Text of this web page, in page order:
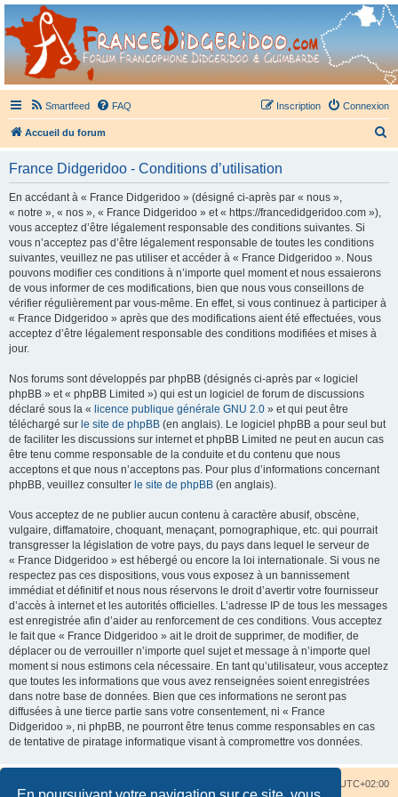
France Didgeridoo
Didgeridoo et Guimbarde sur France Didgeridoo - retrouvez la communauté.
Smartfeed FAQ Connexion
Inscription
Accueil du forum
France Didgeridoo - Conditions d’utilisation
En accédant à « France Didgeridoo » (désigné ci-après par « nous »,
« notre », « nos », « France Didgeridoo » et « https://francedidgeridoo.com »),
vous acceptez d’être légalement responsable des conditions suivantes. Si
vous n’acceptez pas d’être légalement responsable de toutes les conditions
suivantes, veuillez ne pas utiliser et accéder à « France Didgeridoo ». Nous
pouvons modifier ces conditions à n’importe quel moment et nous essaierons
de vous informer de ces modifications, bien que nous vous conseillons de
vérifier régulièrement par vous-même. En effet, si vous continuez à participer à
« France Didgeridoo » après que des modifications aient été effectuées, vous
acceptez d’être légalement responsable des conditions modifiées et mises à
jour.
Nos forums sont développés par phpBB (désignés ci-après par « logiciel
phpBB » et « phpBB Limited ») qui est un logiciel de forum de discussions
déclaré sous la « licence publique générale GNU 2.0 » et qui peut être
téléchargé sur le site de phpBB (en anglais). Le logiciel phpBB a pour seul but
de faciliter les discussions sur internet et phpBB Limited ne peut en aucun cas
être tenu comme responsable de la conduite et du contenu que nous
acceptons et que nous n’acceptons pas. Pour plus d’informations concernant
phpBB, veuillez consulter le site de phpBB (en anglais).
Vous acceptez de ne publier aucun contenu à caractère abusif, obscène,
vulgaire, diffamatoire, choquant, menaçant, pornographique, etc. qui pourrait
transgresser la législation de votre pays, du pays dans lequel le serveur de
« France Didgeridoo » est hébergé ou encore la loi internationale. Si vous ne
respectez pas ces dispositions, vous vous exposez à un bannissement
immédiat et définitif et nous nous réservons le droit d’avertir votre fournisseur
d’accès à internet et les autorités officielles. L’adresse IP de tous les messages
est enregistrée afin d’aider au renforcement de ces conditions. Vous acceptez
le fait que « France Didgeridoo » ait le droit de supprimer, de modifier, de
déplacer ou de verrouiller n’importe quel sujet et message à n’importe quel
moment si nous estimons cela nécessaire. En tant qu’utilisateur, vous acceptez
que toutes les informations que vous avez renseignées soient enregistrées
dans notre base de données. Bien que ces informations ne seront pas
diffusées à une tierce partie sans votre consentement, ni « France
Didgeridoo », ni phpBB, ne pourront être tenus comme responsables en cas
de tentative de piratage informatique visant à compromettre vos données.
UTC+02:00